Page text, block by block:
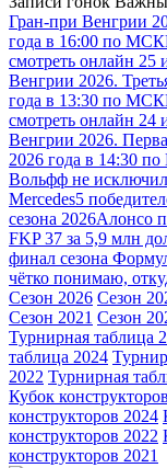
Гран-при Венгрии
года в 16:00 по МСК
смотреть онлайн
Венгрии 2026.
года в 13:30 по МСК
смотреть онлайн
Венгрии 2026.
2026 года в 14:30
Вольфф не
Mercedes5
сезона 2026Алонсо
FKP 37 за 5,9 млн
финал сезона
чётко понимаю,
Сезон 2026 Сезон
Сезон 2021 Сезон
Турнирная таблица
таблица 2024
2022 Турнирная
Кубок
конструкторов 2024
конструкторов 2022
конструкторов 2021